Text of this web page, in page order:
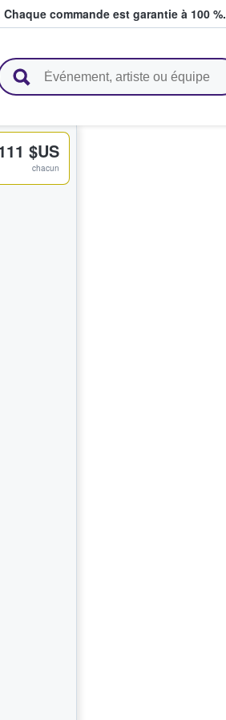
Chaque commande est garantie à 100 %.
$US
chacun